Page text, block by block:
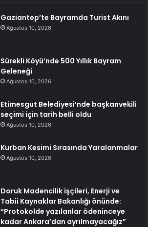
Gaziantep’te Bayramda Turist Akını
Ağustos 10, 2026
Sürekli Köyü’nde 500 Yıllık Bayram
Geleneği
Ağustos 10, 2026
Etimesgut Belediyesi’nde başkanvekili
seçimi için tarih belli oldu
Ağustos 10, 2026
Kurban Kesimi Sırasında Yaralanmalar
Ağustos 10, 2026
Doruk Madencilik işçileri, Enerji ve
Tabii Kaynaklar Bakanlığı önünde:
“Protokolde yazılanlar ödeninceye
kadar Ankara’dan ayrılmayacağız”